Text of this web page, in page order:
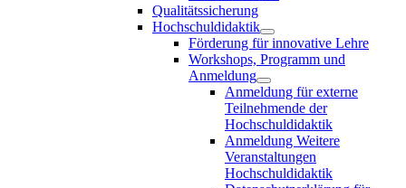
Qualitätssicherung
Hochschuldidaktik
Förderung für innovative Lehre
Workshops, Programm und
Anmeldung
Anmeldung für externe
Teilnehmende der
Hochschuldidaktik
Anmeldung Weitere
Veranstaltungen
Hochschuldidaktik